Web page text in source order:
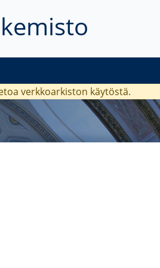
verkkoarkiston käytöstä.